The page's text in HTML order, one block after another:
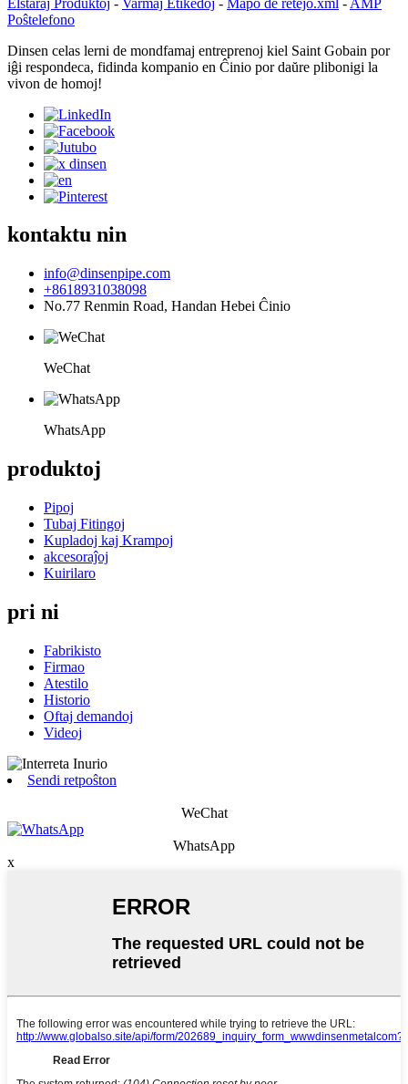
Poŝtelefono
Dinsen celas lerni de mondfamaj entreprenoj kiel Saint Gobain por
iĝi respondeca, fidinda kompanio en Ĉinio por daŭre plibonigi la
vivon de homoj!
kontaktu nin
info@dinsenpipe.com
+8618931038098
No.77 Renmin Road, Handan Hebei Ĉinio
WeChat
WhatsApp
produktoj
Pipoj
Tubaj Fitingoj
Kupladoj kaj Krampoj
akcesoraĵoj
Kuirilaro
pri ni
Fabrikisto
Firmao
Atestilo
Historio
Oftaj demandoj
Videoj
Sendi retpoŝton
WeChat
WhatsApp
x